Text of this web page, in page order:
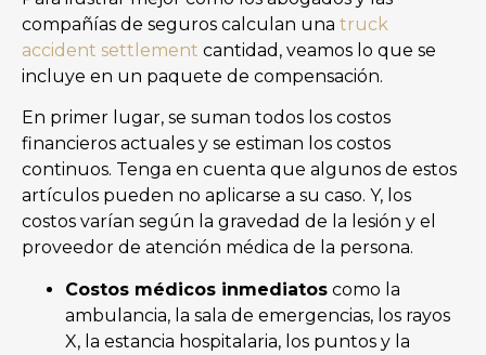
compañías de seguros calculan una truck
accident settlement cantidad, veamos lo que se
incluye en un paquete de compensación.
En primer lugar, se suman todos los costos
financieros actuales y se estiman los costos
continuos. Tenga en cuenta que algunos de estos
artículos pueden no aplicarse a su caso. Y, los
costos varían según la gravedad de la lesión y el
proveedor de atención médica de la persona.
Costos médicos inmediatos como la
ambulancia, la sala de emergencias, los rayos
X, la estancia hospitalaria, los puntos y la